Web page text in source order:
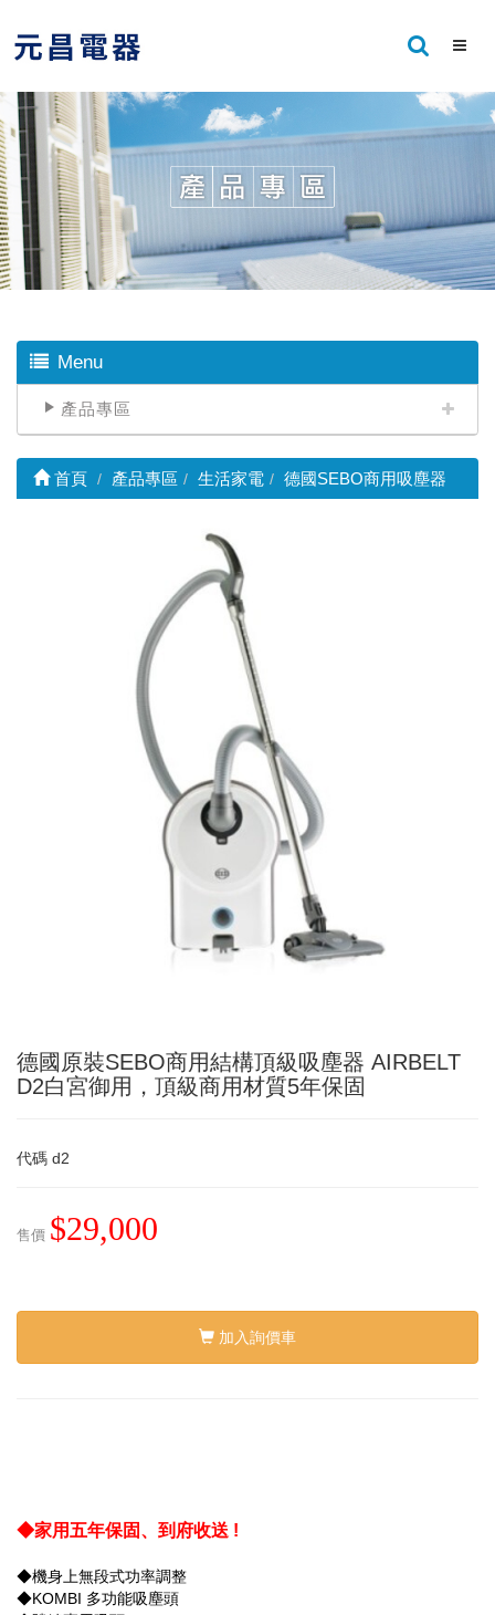
Menu
產品專區
首頁 產品專區 生活家電 德國SEBO商用吸塵器
德國原裝SEBO商用結構頂級吸塵器 AIRBELT
D2白宮御用，頂級商用材質5年保固
代碼 d2
售價 $29,000
加入詢價車
◆家用五年保固、到府收送 !
◆機身上無段式功率調整
◆KOMBI 多功能吸塵頭